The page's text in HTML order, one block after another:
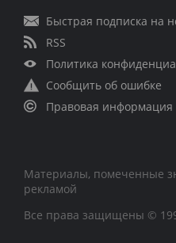
Быстрая подписка на
RSS
Политика
Сообщить об ошибке
Правовая информация
Материалы, помеченные
рекламой
Все права защищены ©